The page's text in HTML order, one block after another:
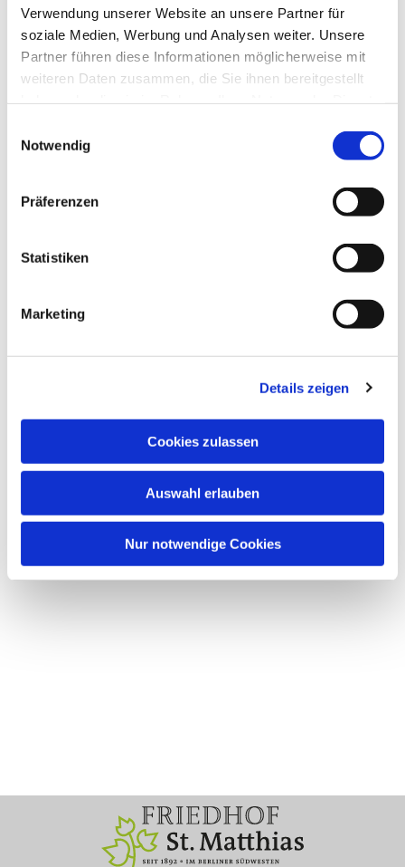
Verwendung unserer Website an unsere Partner für
soziale Medien, Werbung und Analysen weiter. Unsere
Partner führen diese Informationen möglicherweise mit
weiteren Daten zusammen, die Sie ihnen bereitgestellt
Notwendig
Präferenzen
Statistiken
Marketing
Details zeigen
Cookies zulassen
Auswahl erlauben
Nur notwendige Cookies